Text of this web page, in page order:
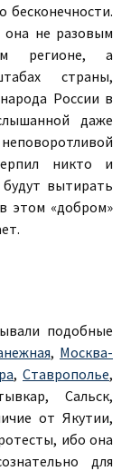
бесконечности.
она не разовым
регионе, а
страны,
России в
даже
никто и
вытирать
этом «добром»
подобные
, Москва-
, Ставрополье,
Сальск,
от Якутии,
ибо она
для